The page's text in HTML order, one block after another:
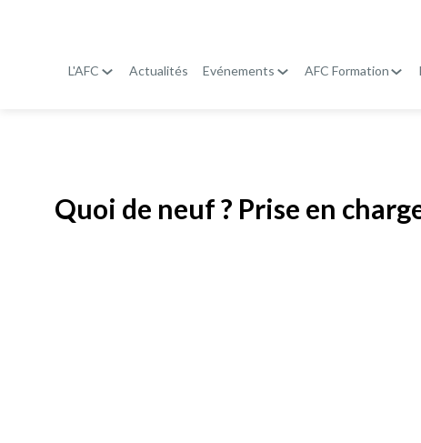
L'AFC Actualités Evénements AFC Formation
Quoi de neuf ? Prise en